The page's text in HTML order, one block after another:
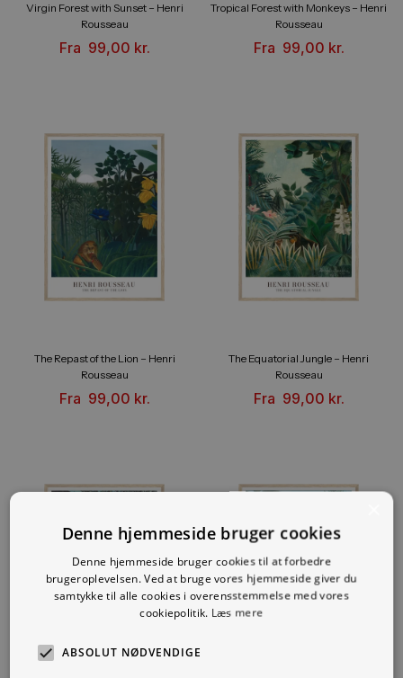
Virgin Forest with Sunset – Henri
Rousseau
Fra 99,00 kr.
Tropical Forest with Monkeys – Henri
Rousseau
Fra 99,00 kr.
The Repast of the Lion – Henri
Rousseau
Fra 99,00 kr.
The Equatorial Jungle – Henri
Rousseau
Fra 99,00 kr.
Denne hjemmeside bruger cookies
Denne hjemmeside bruger cookies til at forbedre
brugeroplevelsen. Ved at bruge vores hjemmeside giver du
samtykke til alle cookies i overensstemmelse med vores
cookiepolitik. Læs mere
ABSOLUT NØDVENDIGE